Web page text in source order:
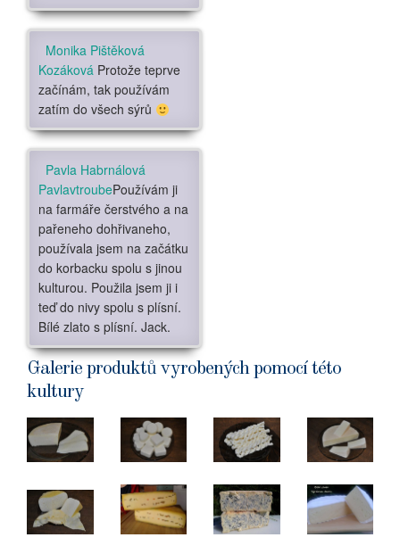
Monika Pištěková
Kozáková Protože teprve
začínám, tak používám
zatím do všech sýrů
Pavla Habrnálová
PavlavtroubePoužívám ji
na farmáře čerstvého a na
pařeneho dohřivaneho,
používala jsem na začátku
do korbacku spolu s jinou
kulturou. Použila jsem ji i
teď do nivy spolu s plísní.
Bílé zlato s plísní. Jack.
Galerie produktů vyrobených pomocí této
kultury